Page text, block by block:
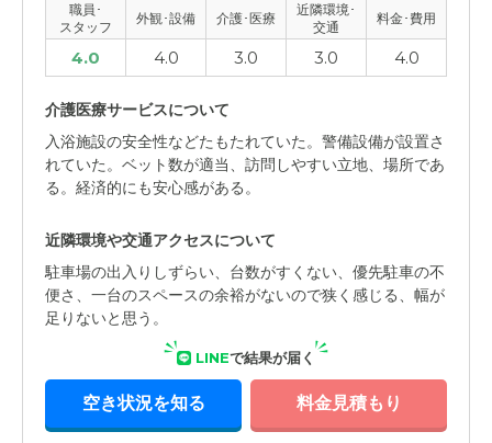
職員･
スタッフ
外観･設備 介護･医療
近隣環境･
交通
料金･費用
4.0 4.0 3.0 3.0 4.0
介護医療サービスについて
入浴施設の安全性などたもたれていた。警備設備が設置さ
れていた。ベット数が適当、訪問しやすい立地、場所であ
る。経済的にも安心感がある。
近隣環境や交通アクセスについて
駐車場の出入りしずらい、台数がすくない、優先駐車の不
便さ、一台のスペースの余裕がないので狭く感じる、幅が
足りないと思う。
LINEで結果が届く
空き状況を知る 料金見積もり